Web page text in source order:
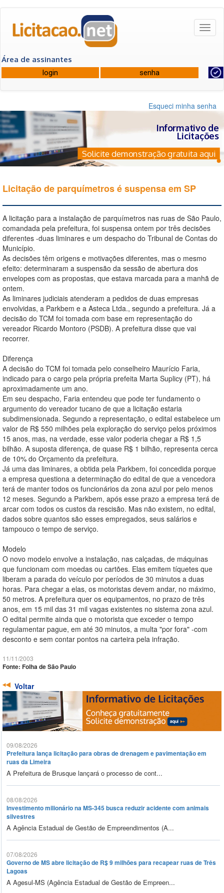
Área de assinantes
Esqueci minha senha
Informativo de
Licitações
Solicite demonstração gratuita aqui
Licitação de parquímetros é suspensa em SP
A licitação para a instalação de parquímetros nas ruas de São Paulo,
comandada pela prefeitura, foi suspensa ontem por três decisões
diferentes -duas liminares e um despacho do Tribunal de Contas do
Município.
As decisões têm origens e motivações diferentes, mas o mesmo
efeito: determinaram a suspensão da sessão de abertura dos
envelopes com as propostas, que estava marcada para a manhã de
ontem.
As liminares judiciais atenderam a pedidos de duas empresas
envolvidas, a Parkbem e a Asteca Ltda., segundo a prefeitura. Já a
decisão do TCM foi tomada com base em representação do
vereador Ricardo Montoro (PSDB). A prefeitura disse que vai
recorrer.
Diferença
A decisão do TCM foi tomada pelo conselheiro Maurício Faria,
indicado para o cargo pela própria prefeita Marta Suplicy (PT), há
aproximadamente um ano.
Em seu despacho, Faria entendeu que pode ter fundamento o
argumento do vereador tucano de que a licitação estaria
subdimensionada. Segundo a representação, o edital estabelece um
valor de R$ 550 milhões pela exploração do serviço pelos próximos
15 anos, mas, na verdade, esse valor poderia chegar a R$ 1,5
bilhão. A suposta diferença, de quase R$ 1 bilhão, representa cerca
de 10% do Orçamento da prefeitura.
Já uma das liminares, a obtida pela Parkbem, foi concedida porque
a empresa questiona a determinação do edital de que a vencedora
terá de manter todos os funcionários da zona azul por pelo menos
12 meses. Segundo a Parkbem, após esse prazo a empresa terá de
arcar com todos os custos da rescisão. Mas não existem, no edital,
dados sobre quantos são esses empregados, seus salários e
tampouco o tempo de serviço.
Modelo
O novo modelo envolve a instalação, nas calçadas, de máquinas
que funcionam com moedas ou cartões. Elas emitem tíquetes que
liberam a parada do veículo por períodos de 30 minutos a duas
horas. Para chegar a elas, os motoristas devem andar, no máximo,
50 metros. A prefeitura quer os equipamentos, no prazo de três
anos, em 15 mil das 31 mil vagas existentes no sistema zona azul.
O edital permite ainda que o motorista que exceder o tempo
regulamentar pague, em até 30 minutos, a multa "por fora" -com
desconto e sem contar pontos na carteira pela infração.
11/11/2003
Fonte: Folha de São Paulo
Voltar
09/08/2026
Prefeitura lança licitação para obras de drenagem e pavimentação em
ruas da Limeira
A Prefeitura de Brusque lançará o processo de cont...
08/08/2026
Investimento milionário na MS-345 busca reduzir acidente com animais
silvestres
A Agência Estadual de Gestão de Empreendimentos (A...
07/08/2026
Governo de MS abre licitação de R$ 9 milhões para recapear ruas de Três
Lagoas
A Agesul-MS (Agência Estadual de Gestão de Empreen...